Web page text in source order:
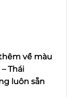
về màu
Thái
luôn sẵn